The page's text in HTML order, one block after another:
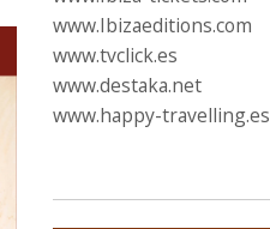
www.Ibizaeditions.com
www.tvclick.es
www.destaka.net
www.happy-travelling.es